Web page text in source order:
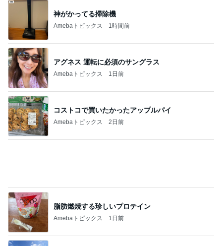
閉店すると聞きみんなで行った場所
これから一緒に楽しみな食事会
Amebaトピックス 1日前